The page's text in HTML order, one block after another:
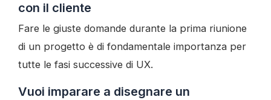
con il cliente
Fare le giuste domande durante la prima riunione
di un progetto è di fondamentale importanza per
tutte le fasi successive di UX.
Vuoi imparare a disegnare un